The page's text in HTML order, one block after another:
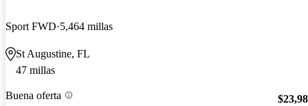
Sport FWD 5,464 millas
St Augustine, FL
47 millas
Buena oferta